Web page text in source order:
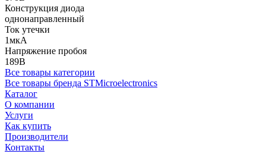
Конструкция диода
однонаправленный
Ток утечки
1мкА
Напряжение пробоя
189В
Все товары категории
Все товары бренда STMicroelectronics
Каталог
О компании
Услуги
Как купить
Производители
Контакты